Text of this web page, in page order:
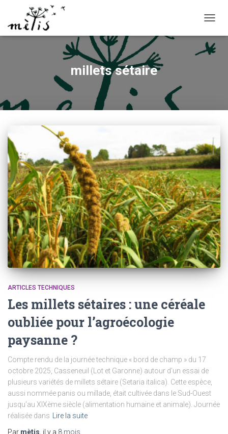
millets sétaire
ARTICLES TECHNIQUES
Les millets sétaires : une céréale
oubliée pour l’agroécologie
paysanne ?
Compte rendu de la journée technique « bord de champ » du 17
octobre 2025, Casseneuil (Lot et Garonne) autour d’un essai de
plusieurs variétés de millets sétaire (Setaria italica). Cette espèce,
aussi nommée panis ou millade, était cultivée dans le Sud-Ouest
jusqu’au XIXème siècle (alimentation humaine et animale). Journée
réalisée dans
Lire la suite
Par mètis , il y a 8 mois